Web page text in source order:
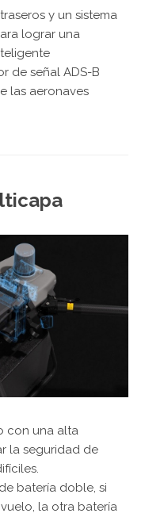
y un sistema
lograr una
de señal ADS-B
las aeronaves
con una alta
la seguridad de
batería doble, si
la otra batería